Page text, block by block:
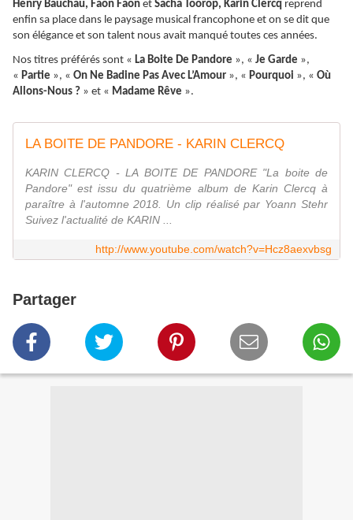
Henry Bauchau, Faon Faon et Sacha Toorop, Karin Clercq reprend
enfin sa place dans le paysage musical francophone et on se dit que
son élégance et son talent nous avait manqué toutes ces années.
Nos titres préférés sont « La Boite De Pandore », « Je Garde »,
« Partie », « On Ne Badine Pas Avec L’Amour », « Pourquoi », « Où
Allons-Nous ? » et « Madame Rêve ».
LA BOITE DE PANDORE - KARIN CLERCQ
KARIN CLERCQ - LA BOITE DE PANDORE "La boite de
Pandore" est issu du quatrième album de Karin Clercq à
paraître à l'automne 2018. Un clip réalisé par Yoann Stehr
Suivez l'actualité de KARIN ...
http://www.youtube.com/watch?v=Hcz8aexvbsg
Partager